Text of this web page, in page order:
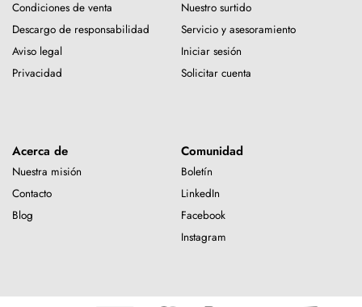
Condiciones de venta
Descargo de responsabilidad
Aviso legal
Privacidad
Nuestro surtido
Servicio y asesoramiento
Iniciar sesión
Solicitar cuenta
Acerca de
Nuestra misión
Contacto
Blog
Comunidad
Boletín
LinkedIn
Facebook
Instagram